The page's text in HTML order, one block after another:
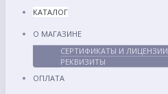
КАТАЛОГ
О МАГАЗИНЕ
СЕРТИФИКАТЫ И ЛИЦЕНЗИИ
РЕКВИЗИТЫ
ОПЛАТА